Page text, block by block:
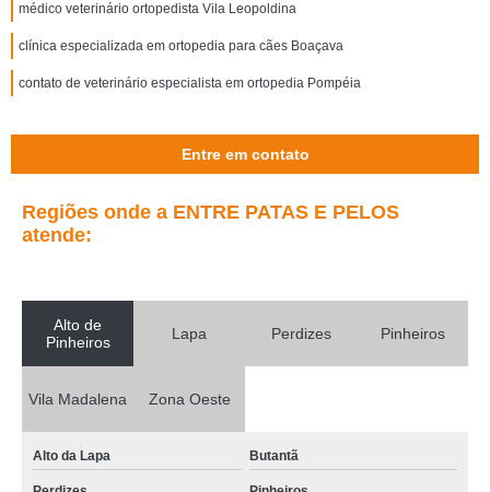
médico veterinário ortopedista Vila Leopoldina
clínica especializada em ortopedia para cães Boaçava
contato de veterinário especialista em ortopedia Pompéia
Entre em contato
Regiões onde a ENTRE PATAS E PELOS
atende:
Alto de
Pinheiros
Lapa Perdizes Pinheiros
Vila Madalena Zona Oeste
Alto da Lapa Butantã